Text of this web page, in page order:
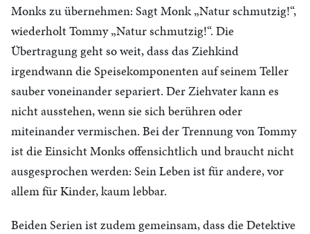
Monks zu übernehmen: Sagt Monk „Natur schmutzig!“,
wiederholt Tommy „Natur schmutzig!“. Die
Übertragung geht so weit, dass das Ziehkind
irgendwann die Speisekomponenten auf seinem Teller
sauber voneinander separiert. Der Ziehvater kann es
nicht ausstehen, wenn sie sich berühren oder
miteinander vermischen. Bei der Trennung von Tommy
ist die Einsicht Monks offensichtlich und braucht nicht
ausgesprochen werden: Sein Leben ist für andere, vor
allem für Kinder, kaum lebbar.
Beiden Serien ist zudem gemeinsam, dass die Detektive